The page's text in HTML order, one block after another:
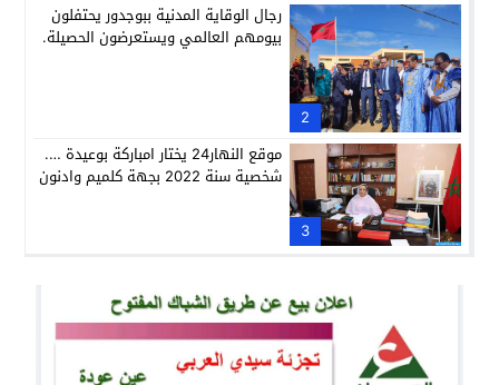
2
رجال الوقاية المدنية ببوجدور يحتفلون
بيومهم العالمي ويستعرضون الحصيلة.
3
موقع النهار24 يختار امباركة بوعيدة ….
شخصية سنة 2022 بجهة كلميم وادنون